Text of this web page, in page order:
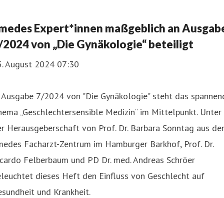
Expert*innen maßgeblich an
von „Die Gynäkologie“ beteiligt
August 2024 07:30
7/2024 von "Die Gynäkologie" steht das
„Geschlechtersensible Medizin“ im Mittelpunkt. Unter
Herausgeberschaft von Prof. Dr. Barbara Sonntag aus
Facharzt-Zentrum im Hamburger Barkhof, Prof. Dr.
Felberbaum und PD Dr. med. Andreas Schröer
dieses Heft den Einfluss von Geschlecht auf
und Krankheit.